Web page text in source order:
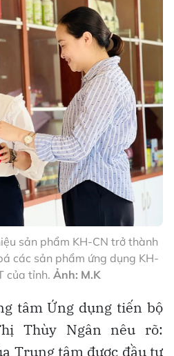
sản phẩm KH-CN trở thành
các sản phẩm ứng dụng KH-
của tỉnh. Ảnh: M.K
tâm Ứng dụng tiến bộ
Thùy Ngân nêu rõ:
Trung tâm được đầu tư